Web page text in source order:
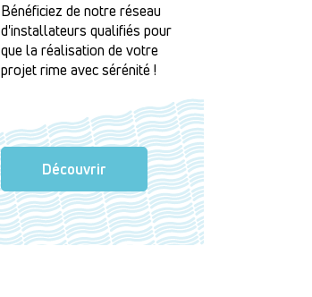
Bénéficiez de notre réseau
d'installateurs qualifiés pour
que la réalisation de votre
projet rime avec sérénité !
Découvrir